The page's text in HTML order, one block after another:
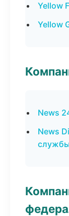
Yellow
Yellow
News
News